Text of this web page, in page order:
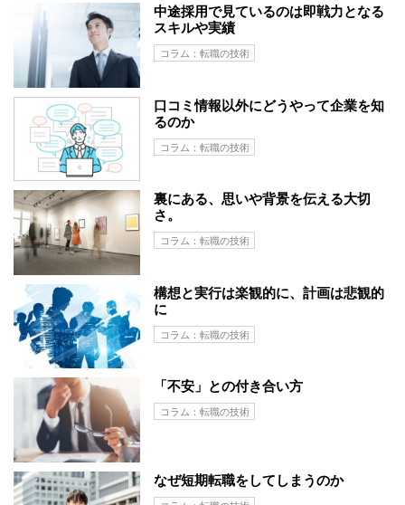
中途採用で見ているのは即戦力となる
スキルや実績
コラム：転職の技術
口コミ情報以外にどうやって企業を知
るのか
コラム：転職の技術
裏にある、思いや背景を伝える大切
さ。
コラム：転職の技術
構想と実行は楽観的に、計画は悲観的
に
コラム：転職の技術
「不安」との付き合い方
コラム：転職の技術
なぜ短期転職をしてしまうのか